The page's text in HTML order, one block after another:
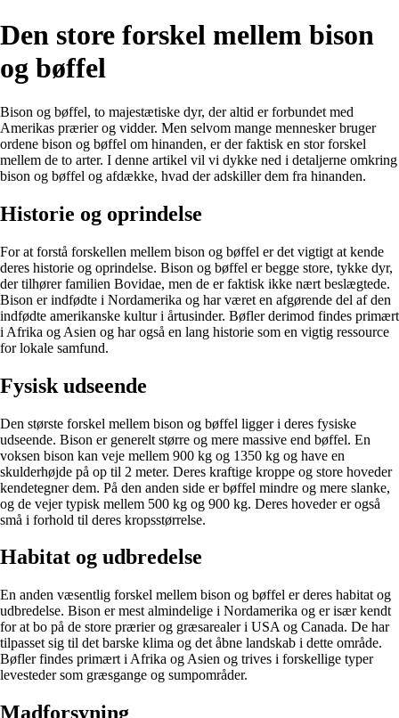
Den store forskel mellem bison
og bøffel
Bison og bøffel, to majestætiske dyr, der altid er forbundet med
Amerikas prærier og vidder. Men selvom mange mennesker bruger
ordene bison og bøffel om hinanden, er der faktisk en stor forskel
mellem de to arter. I denne artikel vil vi dykke ned i detaljerne omkring
bison og bøffel og afdække, hvad der adskiller dem fra hinanden.
Historie og oprindelse
For at forstå forskellen mellem bison og bøffel er det vigtigt at kende
deres historie og oprindelse. Bison og bøffel er begge store, tykke dyr,
der tilhører familien Bovidae, men de er faktisk ikke nært beslægtede.
Bison er indfødte i Nordamerika og har været en afgørende del af den
indfødte amerikanske kultur i årtusinder. Bøfler derimod findes primært
i Afrika og Asien og har også en lang historie som en vigtig ressource
for lokale samfund.
Fysisk udseende
Den største forskel mellem bison og bøffel ligger i deres fysiske
udseende. Bison er generelt større og mere massive end bøffel. En
voksen bison kan veje mellem 900 kg og 1350 kg og have en
skulderhøjde på op til 2 meter. Deres kraftige kroppe og store hoveder
kendetegner dem. På den anden side er bøffel mindre og mere slanke,
og de vejer typisk mellem 500 kg og 900 kg. Deres hoveder er også
små i forhold til deres kropsstørrelse.
Habitat og udbredelse
En anden væsentlig forskel mellem bison og bøffel er deres habitat og
udbredelse. Bison er mest almindelige i Nordamerika og er især kendt
for at bo på de store prærier og græsarealer i USA og Canada. De har
tilpasset sig til det barske klima og det åbne landskab i dette område.
Bøfler findes primært i Afrika og Asien og trives i forskellige typer
levesteder som græsgange og sumpområder.
Madforsyning